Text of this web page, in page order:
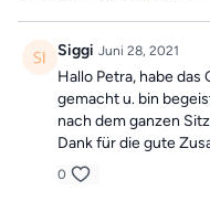
Siggi Juni 28, 2021
Hallo Petra, habe
gemacht u. bin
nach dem ganzen
Dank für die gute
0